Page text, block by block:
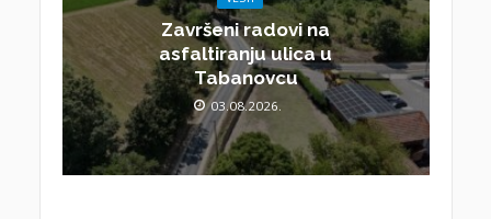
Završeni radovi na
asfaltiranju ulica u
Tabanovcu
03.08.2026.